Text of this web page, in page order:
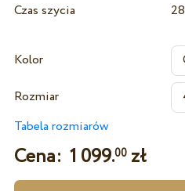
Czas szycia
Kolor
Rozmiar
Tabela rozmiarów
Cena: 1 099.00zł